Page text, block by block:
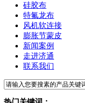
硅胶布
特氟龙布
风机软连接
膨胀节蒙皮
新闻案例
走进济通
联系我们